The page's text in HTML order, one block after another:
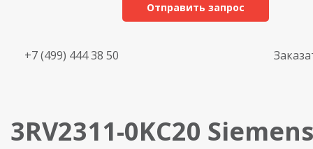
Отправить запрос
+7 (499) 444 38 50
3RV2311-0KC20 Siemens